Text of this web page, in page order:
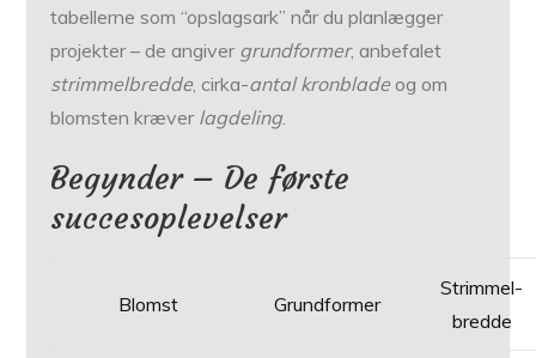
tabellerne som “opslagsark” når du planlægger
projekter – de angiver grundformer, anbefalet
strimmelbredde, cirka-antal kronbladeog om
blomsten kræver lagdeling.
Begynder – De første
succesoplevelser
Blomst Grundformer
Strimmel­
bredde